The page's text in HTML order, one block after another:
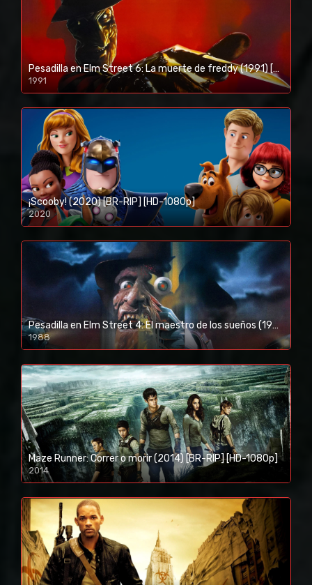
Pesadilla en Elm Street 6: La muerte de freddy (1991) [BR-RIP] [HD-1080p]
1991
¡Scooby! (2020) [BR-RIP] [HD-1080p]
2020
1080p/720p
Pesadilla en Elm Street 4: El maestro de los sueños (1988) [BR-RIP] [HD-1080p]
1988
Maze Runner: Correr o morir (2014) [BR-RIP] [HD-1080p]
2014
1080p/720p